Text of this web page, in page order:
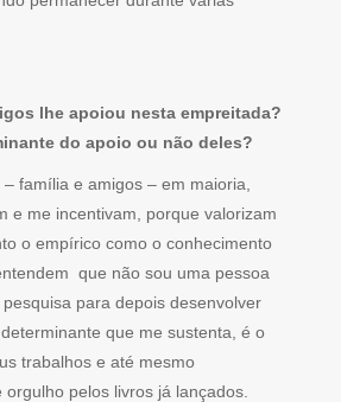
lhe apoiou nesta empreitada?
do apoio ou não deles?
família e amigos – em maioria,
e me incentivam, porque valorizam
o empírico como o conhecimento
que não sou uma pessoa
para depois desenvolver
que me sustenta, é o
trabalhos e até mesmo
pelos livros já lançados.